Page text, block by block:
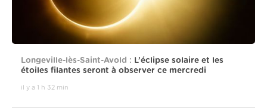
Longeville-lès-Saint-Avold : L’éclipse solaire et les
étoiles filantes seront à observer ce mercredi
il y a 1 h 32 min